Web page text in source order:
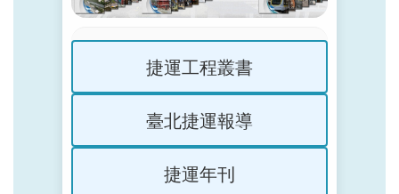
捷運工程叢書
臺北捷運報導
捷運年刊